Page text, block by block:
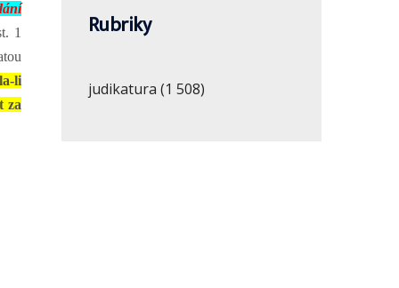
1
li
za
Rubriky
judikatura (1 508)